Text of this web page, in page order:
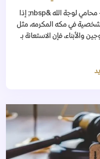
محامي احوال شخصية مكه المكرمه - محامي لوجة الله &nbsp; إذا
في مكه المكرمه، مثل
والأبناء، فإن الاستعانة بـ